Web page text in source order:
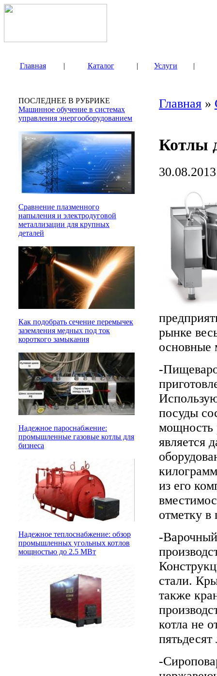
Главная | Каталог | Услуги |
ПОСЛЕДНЕЕ В РУБРИКЕ
Машинное обучение в системах
управления энергооборудованием
Сравнение плазменного
напыления и электродуговой
металлизации для крупных
деталей
Как подобрать сечение перемычек
заземления медных под ток
короткого замыкания
Надежное пароснабжение:
промышленные газовые котлы для
бизнеса
Надежное теплоснабжение: обзор
промышленных угольных котлов
мощностью до 2.5 МВт
Главная »
Котлы
30.08.2013
рынке
основные
-
посуды
мощность
является
из его
отметку в
-
стали.
также
котла не
-